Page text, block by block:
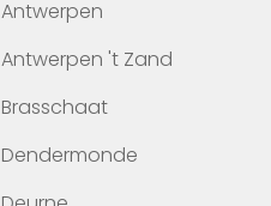
Antwerpen
Antwerpen 't Zand
Brasschaat
Dendermonde